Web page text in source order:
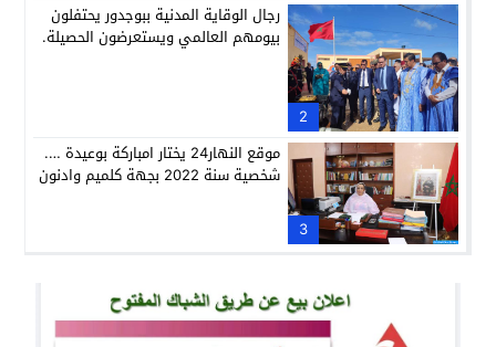
2
رجال الوقاية المدنية ببوجدور يحتفلون
بيومهم العالمي ويستعرضون الحصيلة.
3
موقع النهار24 يختار امباركة بوعيدة ….
شخصية سنة 2022 بجهة كلميم وادنون